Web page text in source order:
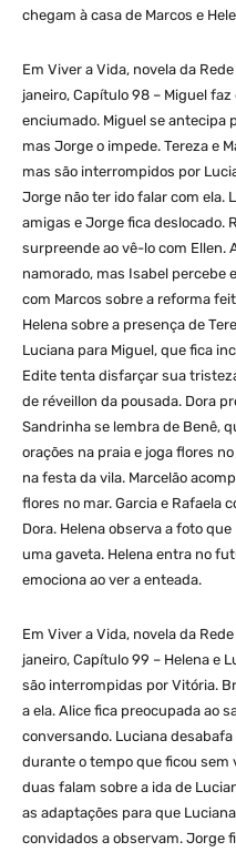
chegam à casa de Marcos e
Em Viver a Vida, novela da
janeiro, Capítulo 98 – Miguel
enciumado. Miguel se antecipa
mas Jorge o impede. Tereza e
mas são interrompidos por
Jorge não ter ido falar com ela.
amigas e Jorge fica deslocado.
surpreende ao vê-lo com Ellen.
namorado, mas Isabel percebe
com Marcos sobre a reforma
Helena sobre a presença de
Luciana para Miguel, que fica
Edite tenta disfarçar sua
de réveillon da pousada. Dora
Sandrinha se lembra de Benê,
orações na praia e joga flores
na festa da vila. Marcelão
flores no mar. Garcia e Rafaela
Dora. Helena observa a foto
uma gaveta. Helena entra no
emociona ao ver a enteada.
Em Viver a Vida, novela da
janeiro, Capítulo 99 – Helena e
são interrompidas por Vitória.
a ela. Alice fica preocupada ao
conversando. Luciana
durante o tempo que ficou sem
duas falam sobre a ida de
as adaptações para que
convidados a observam. Jorge